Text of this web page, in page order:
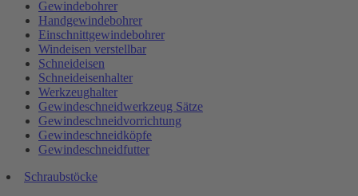
Gewindebohrer
Handgewindebohrer
Einschnittgewindebohrer
Windeisen verstellbar
Schneideisen
Schneideisenhalter
Werkzeughalter
Gewindeschneidwerkzeug Sätze
Gewindeschneidvorrichtung
Gewindeschneidköpfe
Gewindeschneidfutter
Schraubstöcke